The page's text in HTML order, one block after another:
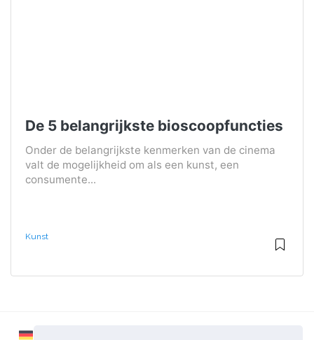
De 5 belangrijkste bioscoopfuncties
Onder de belangrijkste kenmerken van de cinema
valt de mogelijkheid om als een kunst, een
consumente...
Kunst